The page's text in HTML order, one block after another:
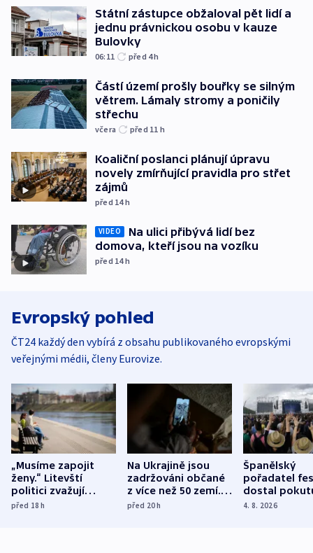
Státní zástupce obžaloval pět lidí a
jednu právnickou osobu v kauze
Bulovky
06:11 před 4h
Částí území prošly bouřky se silným
větrem. Lámaly stromy a poničily
střechu
včera před 11 h
Koaliční poslanci plánují úpravu
novely zmírňující pravidla pro střet
zájmů
před 14h
VIDEO
Na ulici přibývá lidí bez
domova, kteří jsou na vozíku
před 14h
Evropský pohled
ČT24 každý den vybírá z obsahu publikovaného evropskými
veřejnými médii, členy Eurovize.
„Musíme zapojit
ženy.“ Litevští
politici zvažují
dohodu o
před 18h
Na Ukrajině jsou
zadržováni občané
z více než 50 zemí.
Bojovali na straně
před 20h
Španělský
pořadatel
dostal
nekalé
4. 8. 2026